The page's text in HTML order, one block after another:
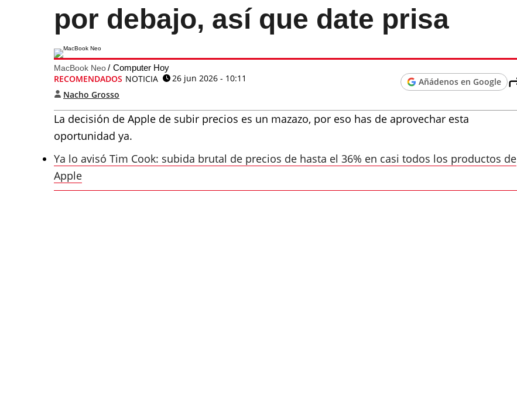
por debajo, así que date prisa
MacBook Neo Computer Hoy
RECOMENDADOS NOTICIA
26 jun 2026 - 10:11
Nacho Grosso
Añádenos en Google
La decisión de Apple de subir precios es un mazazo, por eso has de aprovechar esta
oportunidad ya.
Ya lo avisó Tim Cook: subida brutal de precios de hasta el 36% en casi todos los productos de
Apple